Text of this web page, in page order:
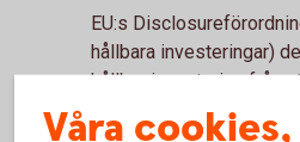
EU:s
hållbara investeringar)
hållbar investering från
socialt perspektiv.
Våra